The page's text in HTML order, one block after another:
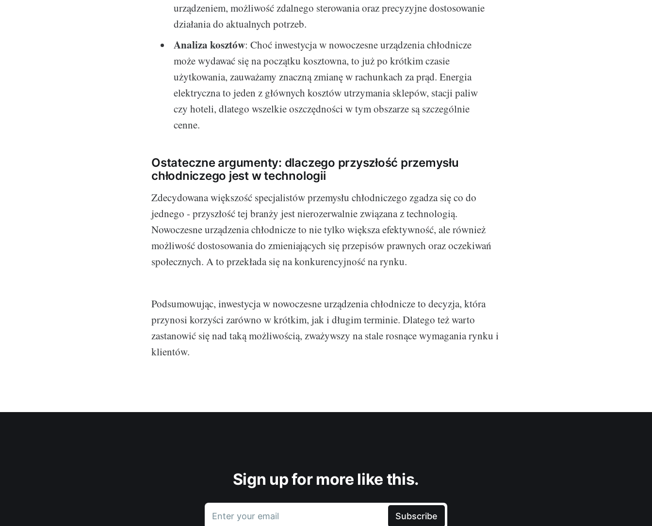
urządzeniem, możliwość zdalnego sterowania oraz precyzyjne dostosowanie
działania do aktualnych potrzeb.
Analiza kosztów: Choć inwestycja w nowoczesne urządzenia chłodnicze
może wydawać się na początku kosztowna, to już po krótkim czasie
użytkowania, zauważamy znaczną zmianę w rachunkach za prąd. Energia
elektryczna to jeden z głównych kosztów utrzymania sklepów, stacji paliw
czy hoteli, dlatego wszelkie oszczędności w tym obszarze są szczególnie
cenne.
Ostateczne argumenty: dlaczego przyszłość przemysłu
chłodniczego jest w technologii
Zdecydowana większość specjalistów przemysłu chłodniczego zgadza się co do
jednego - przyszłość tej branży jest nierozerwalnie związana z technologią.
Nowoczesne urządzenia chłodnicze to nie tylko większa efektywność, ale również
możliwość dostosowania do zmieniających się przepisów prawnych oraz oczekiwań
społecznych. A to przekłada się na konkurencyjność na rynku.
Podsumowując, inwestycja w nowoczesne urządzenia chłodnicze to decyzja, która
przynosi korzyści zarówno w krótkim, jak i długim terminie. Dlatego też warto
zastanowić się nad taką możliwością, zważywszy na stale rosnące wymagania rynku i
klientów.
Sign up for more like this.
Enter your email Subscribe